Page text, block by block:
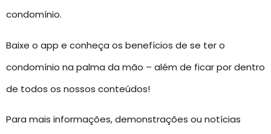
condomínio.
Baixe o app e conheça os benefícios de se ter o
condomínio na palma da mão – além de ficar por dentro
de todos os nossos conteúdos!
Para mais informações, demonstrações ou notícias